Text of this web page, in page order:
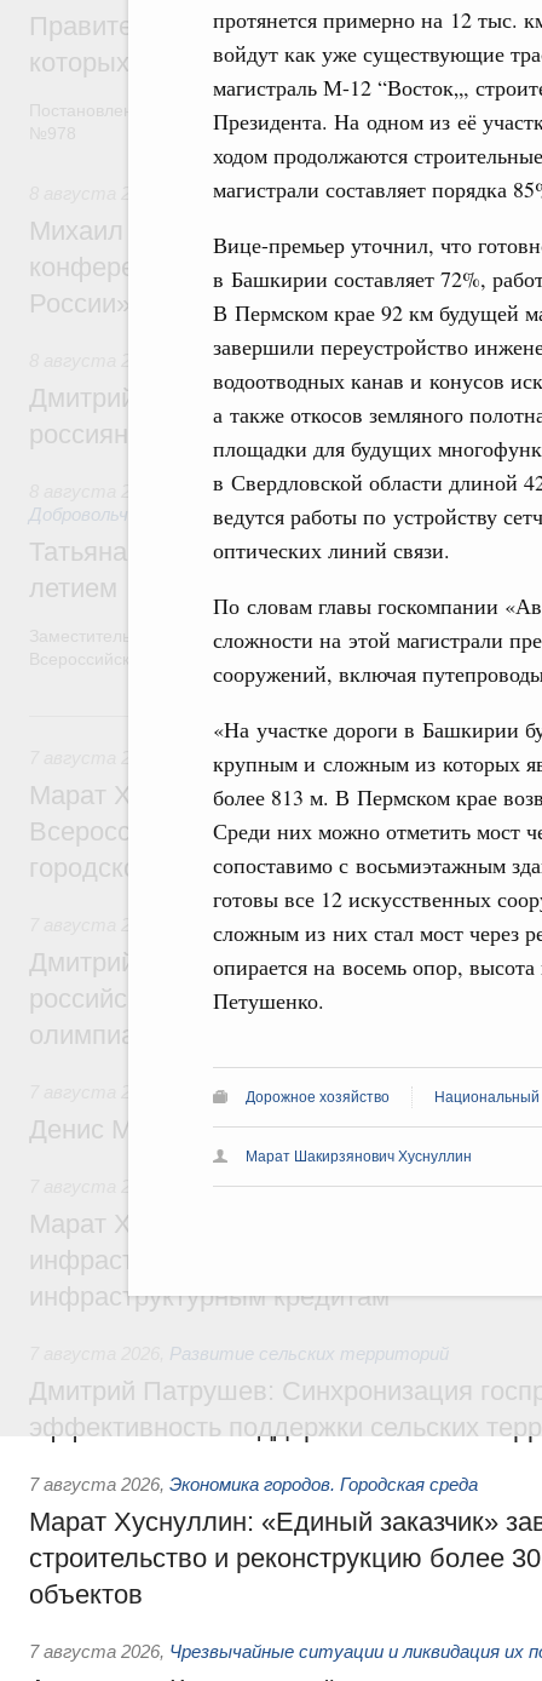
протянется примерно на 12 тыс.
войдут как уже существующие
магистраль М-12 “Восток„,
Президента. На одном из её
ходом продолжаются
магистрали составляет порядка
Вице-премьер уточнил, что
в Башкирии составляет 72%,
В Пермском крае 92 км будущей
завершили переустройство
водоотводных канав и конусов
а также откосов земляного
площадки для будущих
в Свердловской области длиной
ведутся работы по устройству
оптических линий связи.
По словам главы госкомпании
сложности на этой магистрали
сооружений, включая
«На участке дороги в Башкирии
крупным и сложным из которых
более 813 м. В Пермском крае
Среди них можно отметить мост
сопоставимо с восьмиэтажным
готовы все 12 искусственных
сложным из них стал мост через
опирается на восемь опор,
Петушенко.
Дорожное хозяйство Национальный
Марат Шакирзянович Хуснуллин
Правительство расширило перечень
которых освобождаются от НДФЛ
Отрасль информационных технологий
Михаил Мишустин дал поручения по
конференции «Цифровая индустрия
России»
Спорт высших достижений и массовый
Дмитрий Чернышенко и Михаил
россиян с Днём физкультурника
Социальные инновации. Некоммерческие
Добровольчество и волонтёрство. Благотворительность
Татьяна Голикова поздравила
летием
Заместитель Председателя Правительства Татьяна Голикова
Всероссийского общественного движения «Волонтёры-
7 августа, пятница
Экономика городов. Городская среда
Марат Хуснуллин провёл заседание
Всероссийского конкурса лучших
городской среды
Дмитрий Чернышенко и Сергей Кравцов
российскую сборную с победой на
олимпиаде по искусственному
Общие вопросы промышленной политики
Денис Мантуров посетил Ярославскую
Бюджеты субъектов Федерации.
Марат Хуснуллин: 15 объектов
инфраструктуры построили и обновили
инфраструктурным кредитам
Развитие сельских территорий
Дмитрий Патрушев: Синхронизация
эффективность поддержки сельских
7 августа 2026, Экономика городов. Городская среда
Марат Хуснуллин: «Единый заказчик»
строительство и реконструкцию более
объектов
7 августа 2026, Чрезвычайные ситуации и ликвидация их